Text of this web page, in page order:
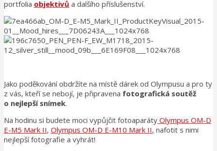
portfolia objektivů a dalšího příslušenství.
Jako poděkování obdržíte na místě dárek od Olympusu a pro ty
z vás, kteří se nebojí, je připravena fotografická soutěž
o nejlepší snímek.
Na hodinu si budete moci vypůjčit fotoaparáty Olympus OM-D
E-M5 Mark II, Olympus OM-D E-M10 Mark II, nafotit s nimi
nejlepší fotografie a vyhrát!